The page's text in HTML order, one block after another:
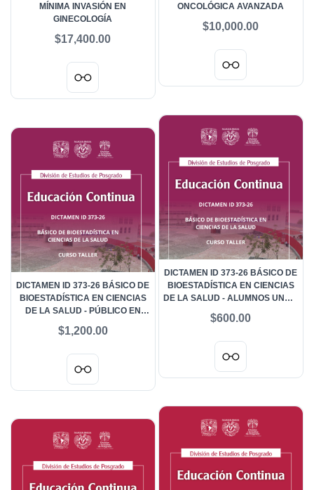
MÍNIMA INVASIÓN EN
GINECOLOGÍA
$17,400.00
ONCOLÓGICA AVANZADA
$10,000.00
DICTAMEN ID 373-26 BÁSICO DE
BIOESTADÍSTICA EN CIENCIAS
DE LA SALUD - ALUMNOS UNAM
FISIOTERAPIA
$600.00
DICTAMEN ID 373-26 BÁSICO DE
BIOESTADÍSTICA EN CIENCIAS
DE LA SALUD - PÚBLICO EN
$1,200.00